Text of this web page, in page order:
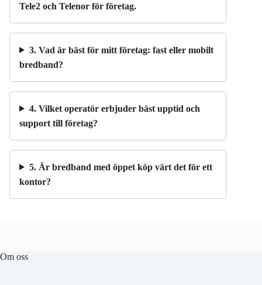
Tele2 och Telenor för företag.
3. Vad är bäst för mitt företag: fast eller mobilt
bredband?
4. Vilket operatör erbjuder bäst upptid och
support till företag?
5. Är bredband med öppet köp värt det för ett
kontor?
Om oss